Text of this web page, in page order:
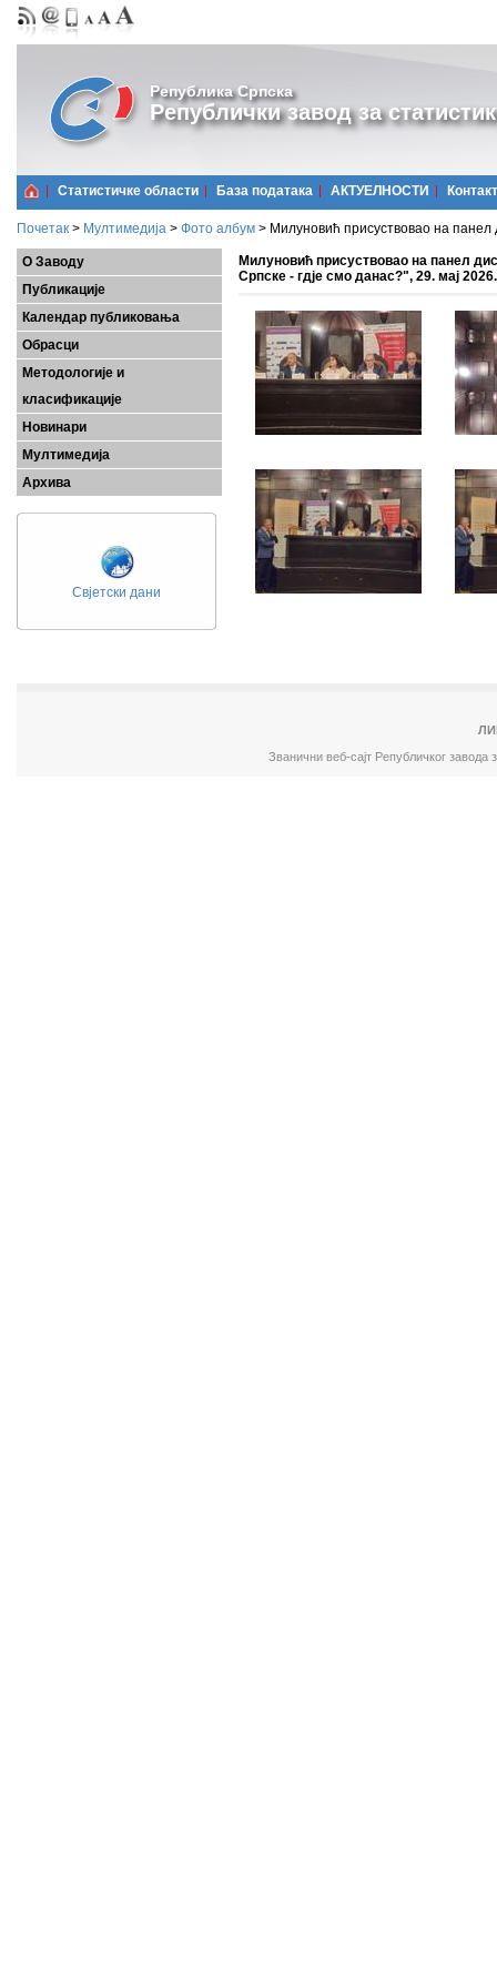
Република Српска
Републички завод за
Статистичке области Базa података АКТУЕЛНОСТИ Контакт
Почетак > Мултимедија > Фото албум > Милуновић присуствовао на панел
О Заводу
Публикације
Календар публиковања
Обрасци
Методологије и
класификације
Новинари
Мултимедија
Архива
Свјетски дани
Милуновић присуствовао на панел
Српске - гдје смо данас?", 29. мај 2026.
Званични веб-сајт Републичког